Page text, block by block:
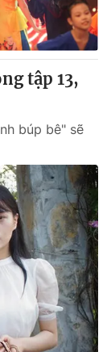
tập 13,
búp bê" sẽ